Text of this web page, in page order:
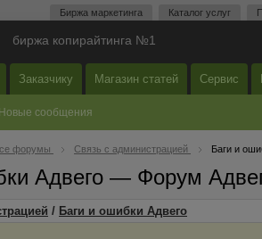
Биржа маркетинга Каталог услуг
биржа копирайтинга №1
Заказчику Магазин статей Сервис
Новые сообщения
форумы Связь с администрацией Баги и
Адвего — Форум
/ Баги и ошибки Адвего